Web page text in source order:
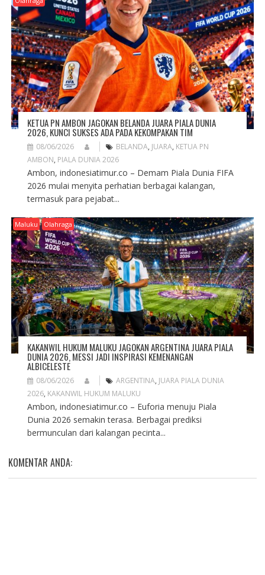
KETUA PN AMBON JAGOKAN BELANDA JUARA PIALA DUNIA
2026, KUNCI SUKSES ADA PADA KEKOMPAKAN TIM
08/06/2026 BELANDA, JUARA, KETUA PN
AMBON, PIALA DUNIA 2026
Ambon, indonesiatimur.co – Demam Piala Dunia FIFA
2026 mulai menyita perhatian berbagai kalangan,
termasuk para pejabat...
Maluku Olahraga
KAKANWIL HUKUM MALUKU JAGOKAN ARGENTINA JUARA PIALA
DUNIA 2026, MESSI JADI INSPIRASI KEMENANGAN
ALBICELESTE
08/06/2026 ARGENTINA, JUARA PIALA DUNIA
2026, KAKANWIL HUKUM MALUKU
Ambon, indonesiatimur.co – Euforia menuju Piala
Dunia 2026 semakin terasa. Berbagai prediksi
bermunculan dari kalangan pecinta...
KOMENTAR ANDA: